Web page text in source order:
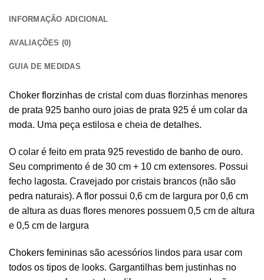
INFORMAÇÃO ADICIONAL
AVALIAÇÕES (0)
GUIA DE MEDIDAS
Choker florzinhas de cristal com duas florzinhas menores
de prata 925 banho ouro joias de prata 925 é um colar da
moda. Uma peça estilosa e cheia de detalhes.
O colar é feito em prata 925 revestido de banho de ouro.
Seu comprimento é de 30 cm + 10 cm extensores. Possui
fecho lagosta. Cravejado por cristais brancos (não são
pedra naturais). A flor possui 0,6 cm de largura por 0,6 cm
de altura as duas flores menores possuem 0,5 cm de altura
e 0,5 cm de largura
Chokers femininas são acessórios lindos para usar com
todos os tipos de looks. Gargantilhas bem justinhas no